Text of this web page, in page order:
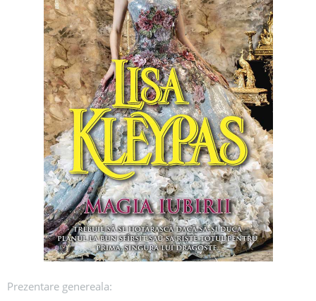
Prezentare genereala: